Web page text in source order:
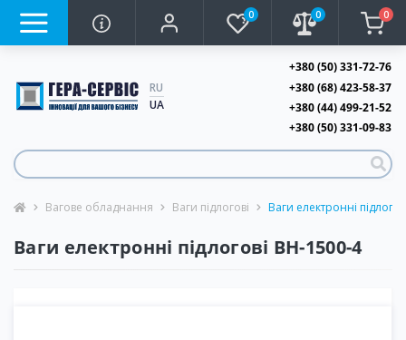
0 0 0
RU
UA
+380 (50) 331-72-76
+380 (68) 423-58-37
+380 (44) 499-21-52
+380 (50) 331-09-83
Вагове обладнання Ваги підлогові Ваги електронні
Ваги електронні підлогові ВН-1500-4